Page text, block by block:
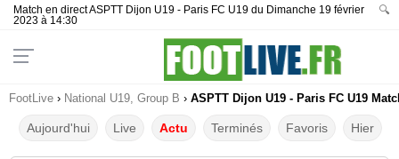
Match en direct ASPTT Dijon U19 - Paris FC U19 du Dimanche 19 février
2023 à 14:30
🔍
FootLive › National U19, Group B › ASPTT Dijon U19 - Paris FC U19
Aujourd'hui Live Actu Terminés Favoris Hier